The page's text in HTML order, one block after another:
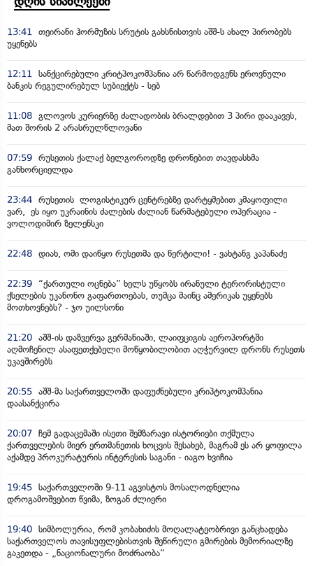
13:41
თეირანი ჰორმუზის სრუტის გახსნისთვის აშშ-ს ახალ პირობებს
უყენებს
12:11
სანქცირებული კრიტპოკომპანია არ წარმოდგენს ეროვნული
ბანკის რეგულირებულ სუბიექტს - სებ
11:08 გლოვოს კურიერზე ძალადობის ბრალდებით 3 პირი დააკავეს,
მათ შორის 2 არასრულწლოვანი
07:59 რუსეთის ქალაქ ბელგოროდზე დრონებით თავდასხმა
განხორციელდა
23:44 რუსეთის ლოგისტიკურ ცენტრებზე დარტყმებით კმაყოფილი
ვარ, ეს იყო უკრაინის ძალების ძალიან წარმატებული ოპერაცია -
ვოლოდიმირ ზელენსკი
22:48 დიახ, ომი დაიწყო რუსეთმა და წერტილი! - ვახტანგ კაპანაძე
22:39
“ქართული ოცნება” ხელს უწყობს ირანული ტერორისტული
ქსელების უკანონო გაფართოებას, თუმცა მაინც ამერიკას უყენებს
მოთხოვნებს? - ჯო უილსონი
21:20 აშშ-ის დაზვერვა გერმანიაში, ლაიფციგის აეროპორტში
აღმოჩენილ ასაფეთქებელი მოწყობილობით აღჭურვილ დრონს რუსეთს
უკავშირებს
20:55 აშშ-მა საქართველოში დაფუძნებული კრიპტოკომპანია
დაასანქცირა
20:07 ჩემ გადაცემაში ისეთი შემზარავი ისტორიები თქმულა
ქართველების მიერ ერთმანეთის ხოცვის შესახებ, მაგრამ ეს არ ყოფილა
აქამდე პროკურატურის ინტერესის საგანი - იაგო ხვიჩია
19:45 საქართველოში 9-11 აგვისტოს მოსალოდნელია
დროგამოშვებით წვიმა, ზოგან ძლიერი
19:40 სიმბოლურია, რომ კობახიძის მოღალატეობრივი განცხადება
საქართველოს თავისუფლებისთვის შეწირული გმირების მემორიალზე
გაკეთდა - „ნაციონალური მოძრაობა“